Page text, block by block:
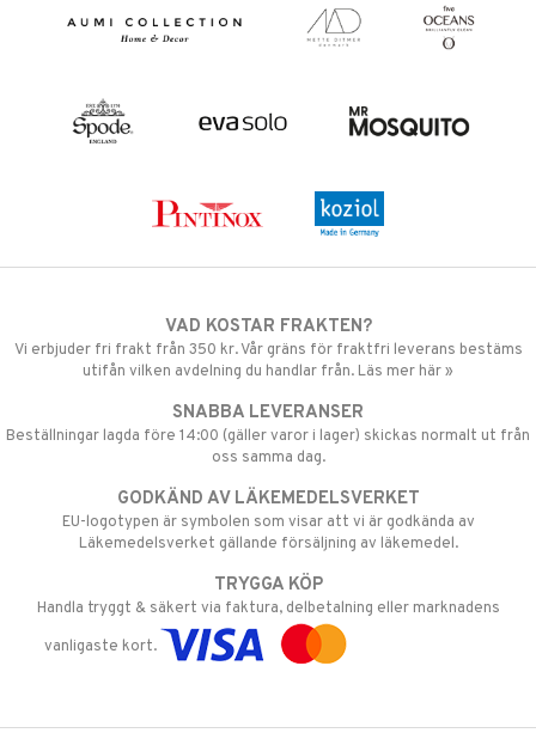
VAD KOSTAR FRAKTEN?
Vi erbjuder fri frakt från 350 kr. Vår gräns för fraktfri leverans bestäms
utifån vilken avdelning du handlar från. Läs mer här »
SNABBA LEVERANSER
Beställningar lagda före 14:00 (gäller varor i lager) skickas normalt ut från
oss samma dag.
GODKÄND AV LÄKEMEDELSVERKET
EU-logotypen är symbolen som visar att vi är godkända av
Läkemedelsverket gällande försäljning av läkemedel.
TRYGGA KÖP
Handla tryggt & säkert via faktura, delbetalning eller marknadens
vanligaste kort.